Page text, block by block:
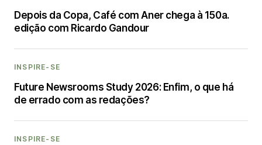
Depois da Copa, Café com Aner chega à 150a.
edição com Ricardo Gandour
INSPIRE-SE
Future Newsrooms Study 2026: Enfim, o que há
de errado com as redações?
INSPIRE-SE